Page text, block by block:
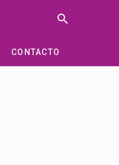
search
CONTACTO